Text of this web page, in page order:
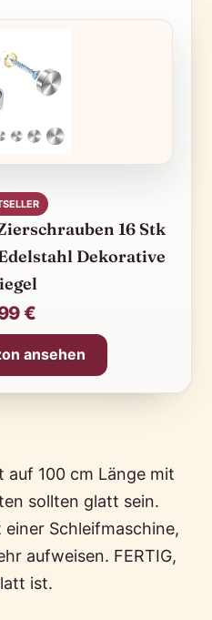
auf 100 cm Länge mit
sollten glatt sein.
Schleifmaschine,
aufweisen. FERTIG,
ist.
16 Stk
Dekorative
€
ansehen